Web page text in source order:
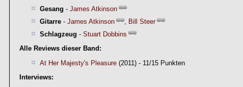
Gesang - James Atkinson
Gitarre - James Atkinson
Bill Steer
Schlagzeug - Stuart Dobbins
Alle Reviews dieser Band:
At Her Majesty's Pleasure (2011) - 11/15 Punkten
Interviews: